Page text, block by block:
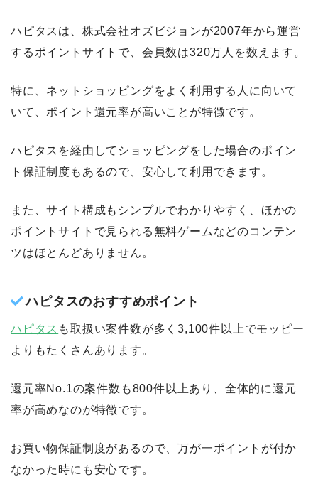
ハピタスは、株式会社オズビジョンが2007年から運営
するポイントサイトで、会員数は320万人を数えます。
特に、ネットショッピングをよく利用する人に向いて
いて、ポイント還元率が高いことが特徴です。
ハピタスを経由してショッピングをした場合のポイン
ト保証制度もあるので、安心して利用できます。
また、サイト構成もシンプルでわかりやすく、ほかの
ポイントサイトで見られる無料ゲームなどのコンテン
ツはほとんどありません。
ハピタスのおすすめポイント
ハピタス も取扱い案件数が多く3,100件以上でモッピー
よりもたくさんあります。
還元率No.1の案件数も800件以上あり、全体的に還元
率が高めなのが特徴です。
お買い物保証制度があるので、万が一ポイントが付か
なかった時にも安心です。